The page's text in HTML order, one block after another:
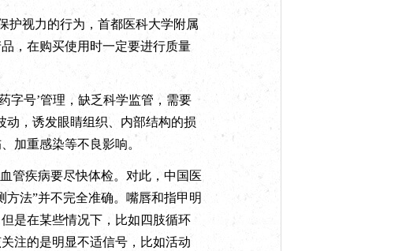
视力的行为，首都医科大学附属
，在购买使用时一定要进行质量
号’管理，缺乏科学监管，需要
动，诱发眼睛组织、内部结构的损
加重感染等不良影响。
管疾病要尽快体检。对此，中国医
法”并不完全准确。嘴唇和指甲明
是在某些情况下，比如四肢循环
注的是明显不适信号，比如活动